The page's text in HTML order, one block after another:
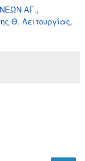
ΑΓ.,
Θ. Λειτουργίας,